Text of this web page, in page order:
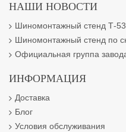
НАШИ НОВОСТИ
Шиномонтажный стенд Т-
Шиномонтажный стенд по
Официальная группа
ИНФОРМАЦИЯ
Доставка
Блог
Условия обслуживания